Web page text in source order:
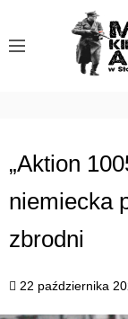
„Aktion
niemiecka
zbrodni
22 października